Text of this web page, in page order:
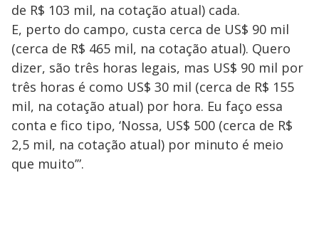
de R$ 103 mil, na cotação atual) cada.
E, perto do campo, custa cerca de US$ 90 mil
(cerca de R$ 465 mil, na cotação atual). Quero
dizer, são três horas legais, mas US$ 90 mil por
três horas é como US$ 30 mil (cerca de R$ 155
mil, na cotação atual) por hora. Eu faço essa
conta e fico tipo, ‘Nossa, US$ 500 (cerca de R$
2,5 mil, na cotação atual) por minuto é meio
que muito’”.